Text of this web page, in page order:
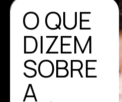
O QUE
DIZEM
SOBRE
A